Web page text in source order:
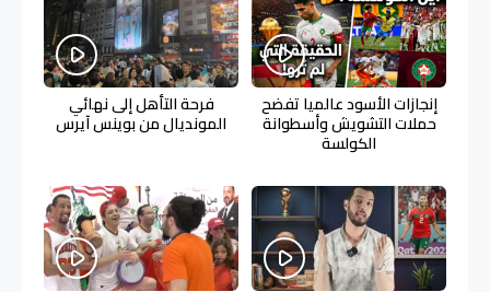
إنجازات الأسود عالميا تفضح
حملات التشويش وأسطوانة
الكولسة
فرحة التأهل إلى نهائي
المونديال من بوينس آيرس